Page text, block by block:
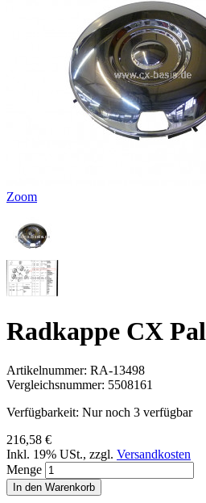
Zoom
Radkappe CX
Artikelnummer: RA-13498
Vergleichsnummer: 5508161
Verfügbarkeit: Nur noch 3 verfügbar
216,58 €
Inkl. 19% USt., zzgl. Versandkosten
Menge
In den Warenkorb